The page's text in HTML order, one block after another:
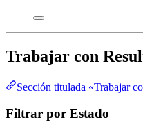
Trabajar con
Sección titulada «Trabajar
Filtrar por Estado